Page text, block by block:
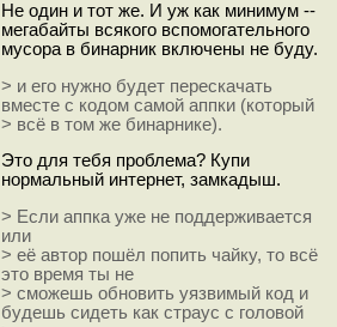
Не один и тот же. И уж как минимум --
мегабайты всякого вспомогательного
мусора в бинарник включены не буду.
> и его нужно будет перескачать
вместе с кодом самой аппки (который
> всё в том же бинарнике).
Это для тебя проблема? Купи
нормальный интернет, замкадыш.
> Если аппка уже не поддерживается
или
> её автор пошёл попить чайку, то всё
это время ты не
> сможешь обновить уязвимый код и
будешь сидеть как страус с головой